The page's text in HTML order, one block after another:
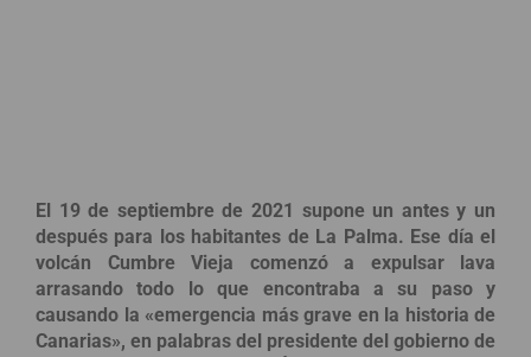
El 19 de septiembre de 2021 supone un antes y un
después para los habitantes de La Palma. Ese día el
volcán Cumbre Vieja comenzó a expulsar lava
arrasando todo lo que encontraba a su paso y
causando la «emergencia más grave en la historia de
Canarias», en palabras del presidente del gobierno de